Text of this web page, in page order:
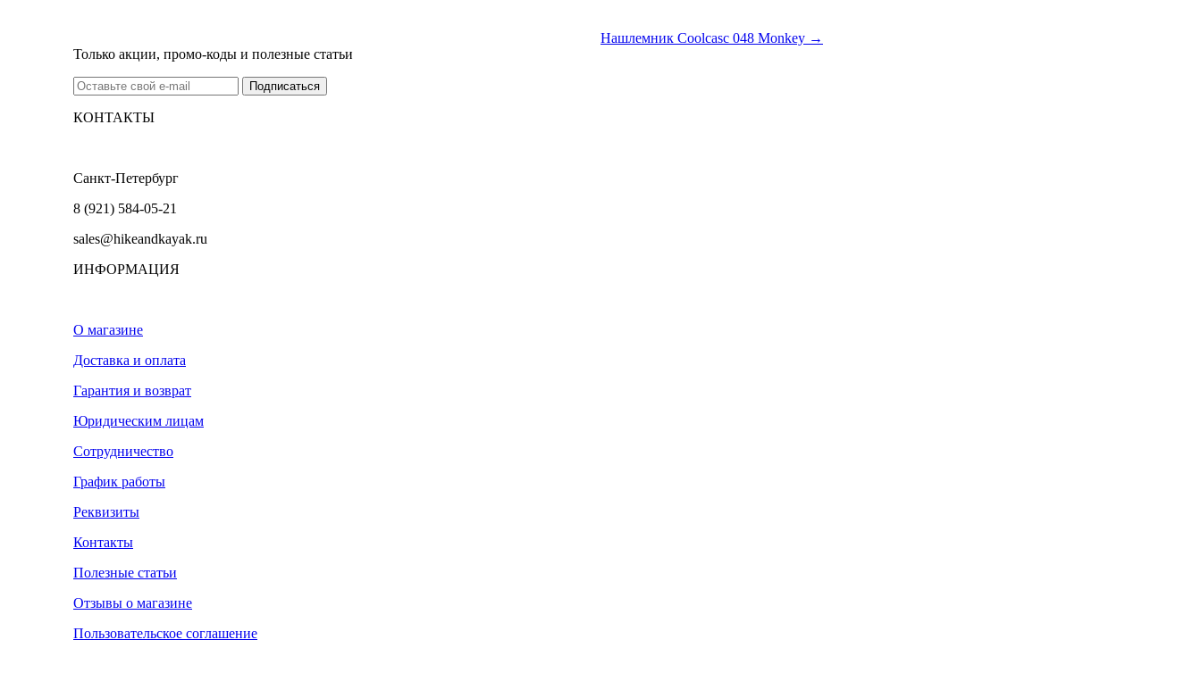
Нашлемник Coolcasc 048 Monkey →
Только акции, промо-коды и полезные статьи
КОНТАКТЫ
Санкт-Петербург
8 (921) 584-05-21
sales@hikeandkayak.ru
ИНФОРМАЦИЯ
О магазине
Доставка и оплата
Гарантия и возврат
Юридическим лицам
Сотрудничество
График работы
Реквизиты
Контакты
Полезные статьи
Отзывы о магазине
Пользовательское соглашение